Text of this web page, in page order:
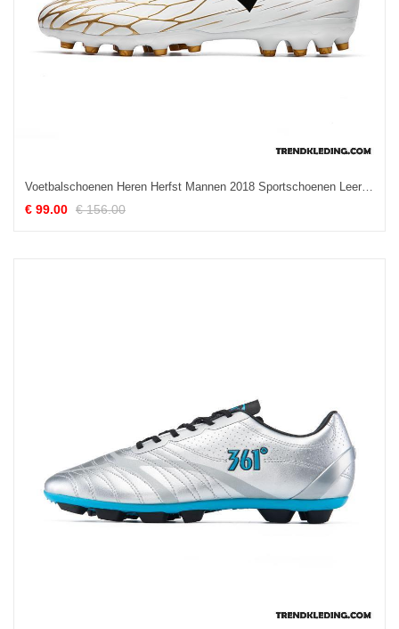
Voetbalschoenen Heren Herfst Mannen 2018 Sportschoenen Leer Winter Wit
€ 99.00 € 156.00